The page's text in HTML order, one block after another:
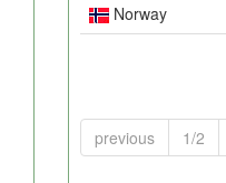
Norway
previous 1/2